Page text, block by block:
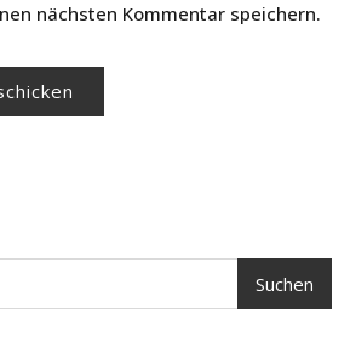
nächsten Kommentar speichern.
Suchen